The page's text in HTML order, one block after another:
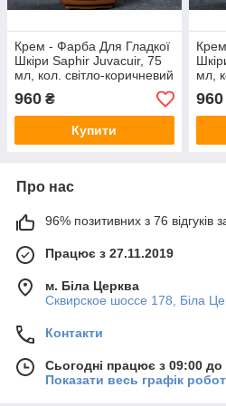
Крем - Фарба Для Гладкої
Шкіри Saphir Juvacuir, 75
мл, кол. світло-коричневий
(03)
960 ₴
Купити
мл,
960
Про нас
96% позитивних з 76 відгуків
Працює з 27.11.2019
м. Біла Церква
Сквирское шоссе 178, Біла
Контакти
Сьогодні працює з 09:00 до
Показати весь графік